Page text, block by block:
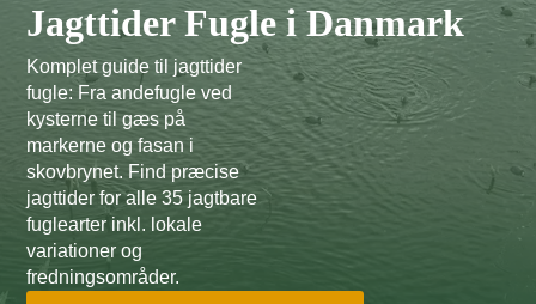
Jagttider Fugle i Danmark
Komplet guide til jagttider
fugle: Fra andefugle ved
kysterne til gæs på
markerne og fasan i
skovbrynet. Find præcise
jagttider for alle 35 jagtbare
fuglearter inkl. lokale
variationer og
fredningsområder.